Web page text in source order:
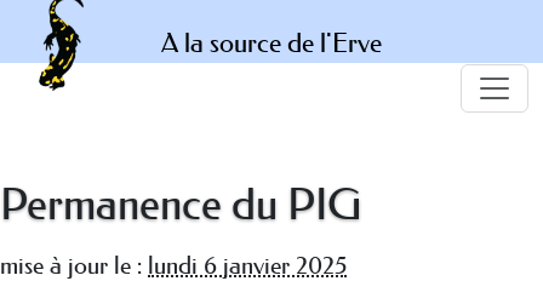
A la source de l'Erve
Permanence du PIG
mise à jour le : lundi 6 janvier 2025